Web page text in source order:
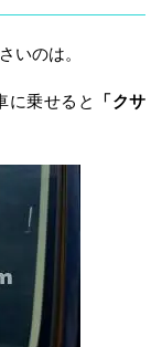
いのは。
に乗せると
「クサ